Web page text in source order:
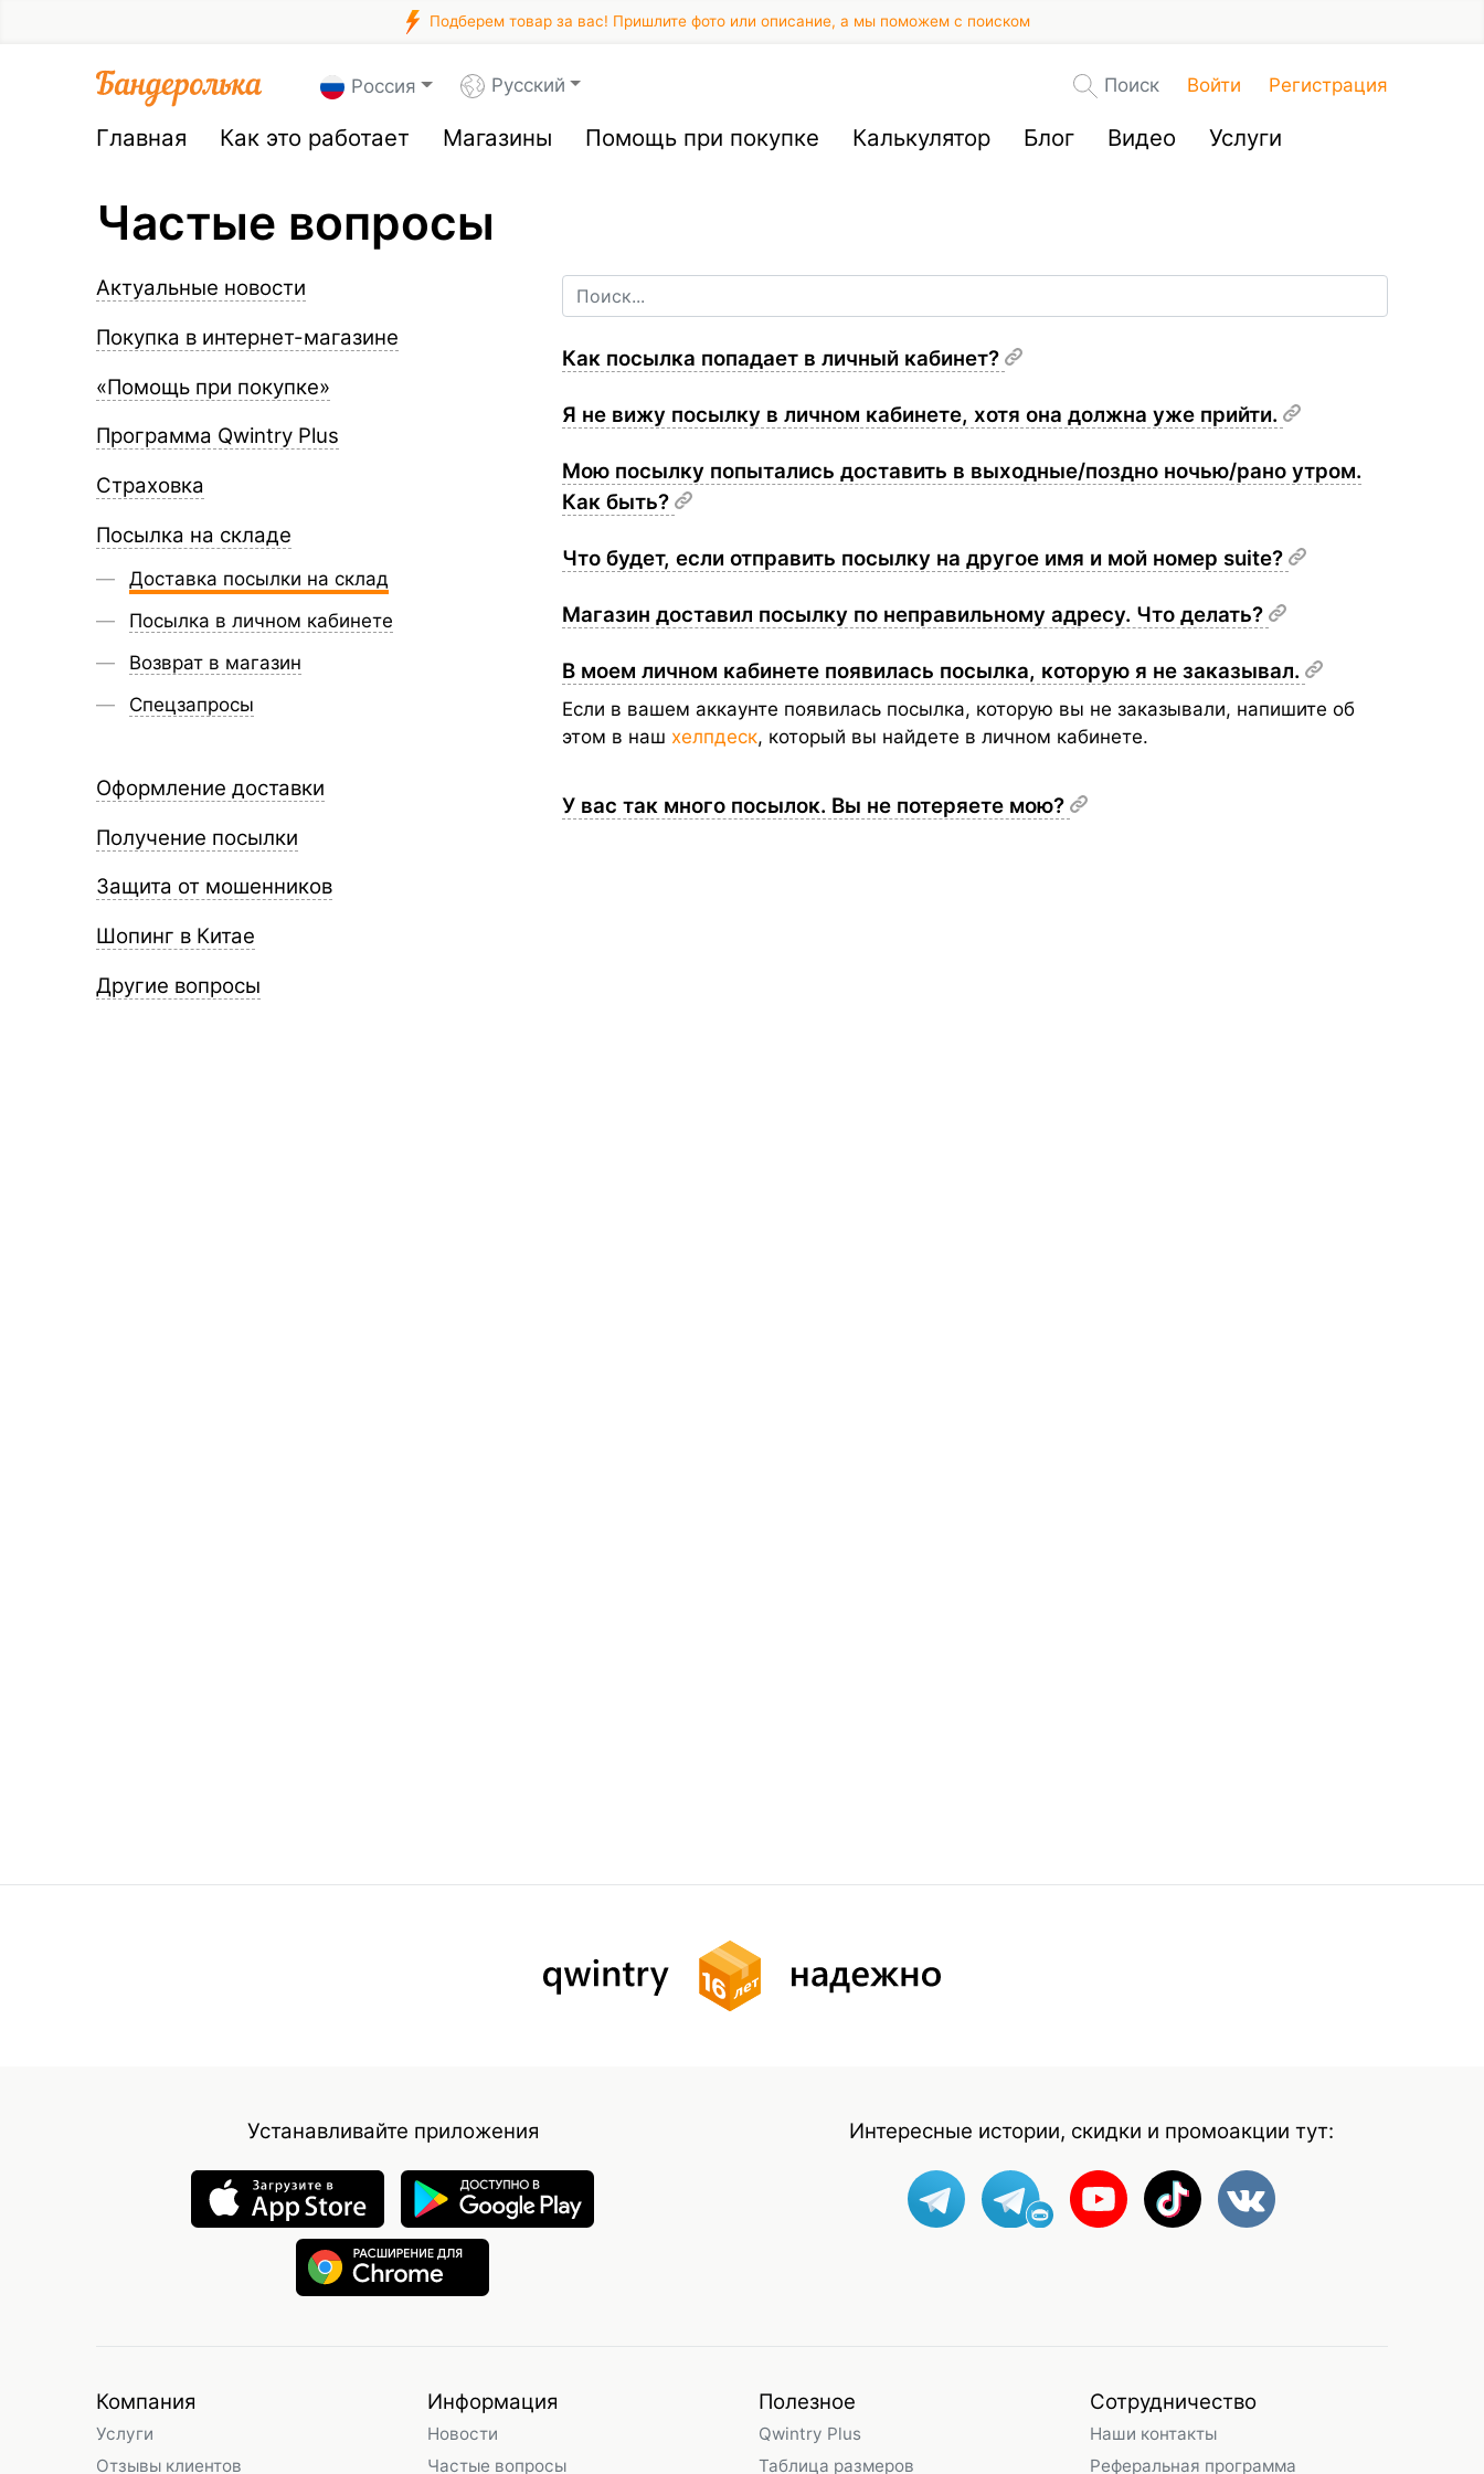
Подберем товар за вас! Пришлите фото или описание, а мы поможем с поиском
Россия Русский Поиск Войти Регистрация
Главная Как это работает Магазины Помощь при покупке Калькулятор Блог Видео Услуги
Частые вопросы
Актуальные новости
Покупка в интернет-магазине
«Помощь при покупке»
Программа Qwintry Plus
Страховка
Посылка на складе
Доставка посылки на склад
Посылка в личном кабинете
Возврат в магазин
Спецзапросы
Оформление доставки
Получение посылки
Защита от мошенников
Шопинг в Китае
Другие вопросы
Как посылка попадает в личный кабинет?
Я не вижу посылку в личном кабинете, хотя она должна уже прийти.
Мою посылку попытались доставить в выходные/поздно ночью/рано утром.
Как быть?
Что будет, если отправить посылку на другое имя и мой номер suite?
Магазин доставил посылку по неправильному адресу. Что делать?
В моем личном кабинете появилась посылка, которую я не заказывал.
Если в вашем аккаунте появилась посылка, которую вы не заказывали, напишите об
этом в наш хелпдеск, который вы найдете в личном кабинете.
У вас так много посылок. Вы не потеряете мою?
Устанавливайте приложения Интересные истории, скидки и промоакции тут:
Компания
Услуги
Отзывы клиентов
Информация
Новости
Частые вопросы
Полезное
Qwintry Plus
Таблица размеров
Сотрудничество
Наши контакты
Реферальная программа